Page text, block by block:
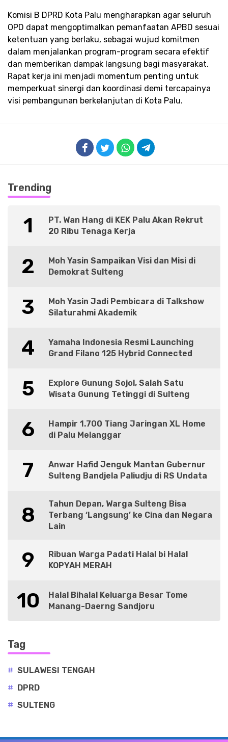
Komisi B DPRD Kota Palu mengharapkan agar seluruh
OPD dapat mengoptimalkan pemanfaatan APBD sesuai
ketentuan yang berlaku, sebagai wujud komitmen
dalam menjalankan program-program secara efektif
dan memberikan dampak langsung bagi masyarakat.
Rapat kerja ini menjadi momentum penting untuk
memperkuat sinergi dan koordinasi demi tercapainya
visi pembangunan berkelanjutan di Kota Palu.
Trending
1
PT. Wan Hang di KEK Palu Akan Rekrut
20 Ribu Tenaga Kerja
2
Moh Yasin Sampaikan Visi dan Misi di
Demokrat Sulteng
3
Moh Yasin Jadi Pembicara di Talkshow
Silaturahmi Akademik
4
Yamaha Indonesia Resmi Launching
Grand Filano 125 Hybrid Connected
5
Explore Gunung Sojol, Salah Satu
Wisata Gunung Tetinggi di Sulteng
6
Hampir 1.700 Tiang Jaringan XL Home
di Palu Melanggar
7
Anwar Hafid Jenguk Mantan Gubernur
Sulteng Bandjela Paliudju di RS Undata
8
Tahun Depan, Warga Sulteng Bisa
Terbang ‘Langsung’ ke Cina dan Negara
Lain
9
Ribuan Warga Padati Halal bi Halal
KOPYAH MERAH
10
Halal Bihalal Keluarga Besar Tome
Manang-Daerng Sandjoru
Tag
# SULAWESI TENGAH
# DPRD
# SULTENG